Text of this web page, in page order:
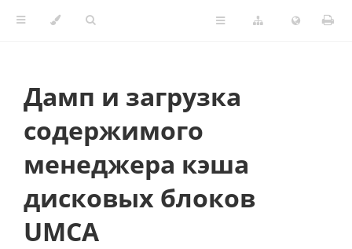
Дамп и загрузка
содержимого
менеджера кэша
дисковых блоков
UMCA